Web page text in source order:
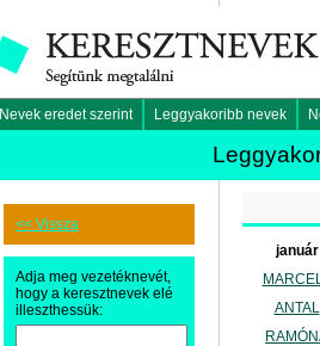
Nevek eredet szerint Leggyakoribb nevek
<< Vissza
Adja meg vezetéknevét,
hogy a keresztnevek elé
illeszthessük:
január
ANTAL